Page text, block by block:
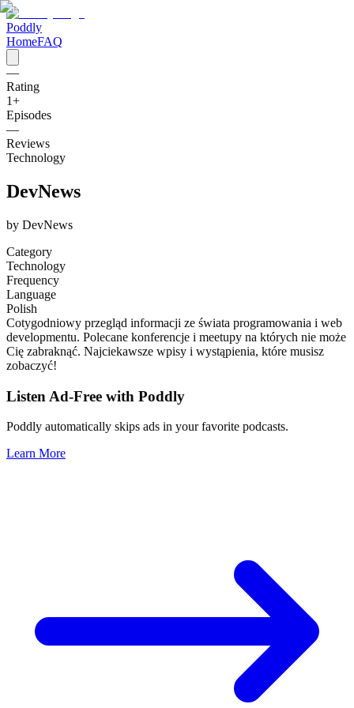
Poddly
HomeFAQ
—
Rating
1+
Episodes
—
Reviews
Technology
DevNews
by DevNews
Category
Technology
Frequency
Language
Polish
Cotygodniowy przegląd informacji ze świata programowania i web
developmentu. Polecane konferencje i meetupy na których nie może
Cię zabraknąć. Najciekawsze wpisy i wystąpienia, które musisz
zobaczyć!
Listen Ad-Free with Poddly
Poddly automatically skips ads in your favorite podcasts.
Learn More